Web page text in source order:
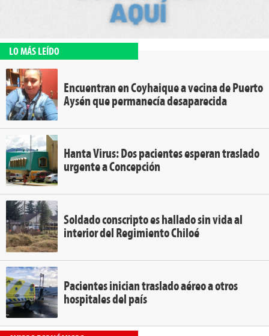
LO MÁS LEÍDO
Encuentran en Coyhaique a vecina de Puerto
Aysén que permanecía desaparecida
Hanta Virus: Dos pacientes esperan traslado
urgente a Concepción
Soldado conscripto es hallado sin vida al
interior del Regimiento Chiloé
Pacientes inician traslado aéreo a otros
hospitales del país